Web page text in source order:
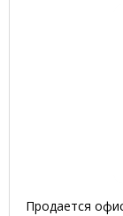
Продается